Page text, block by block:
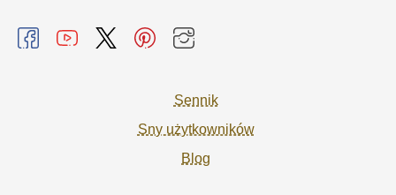
Sennik
Sny użytkowników
Blog